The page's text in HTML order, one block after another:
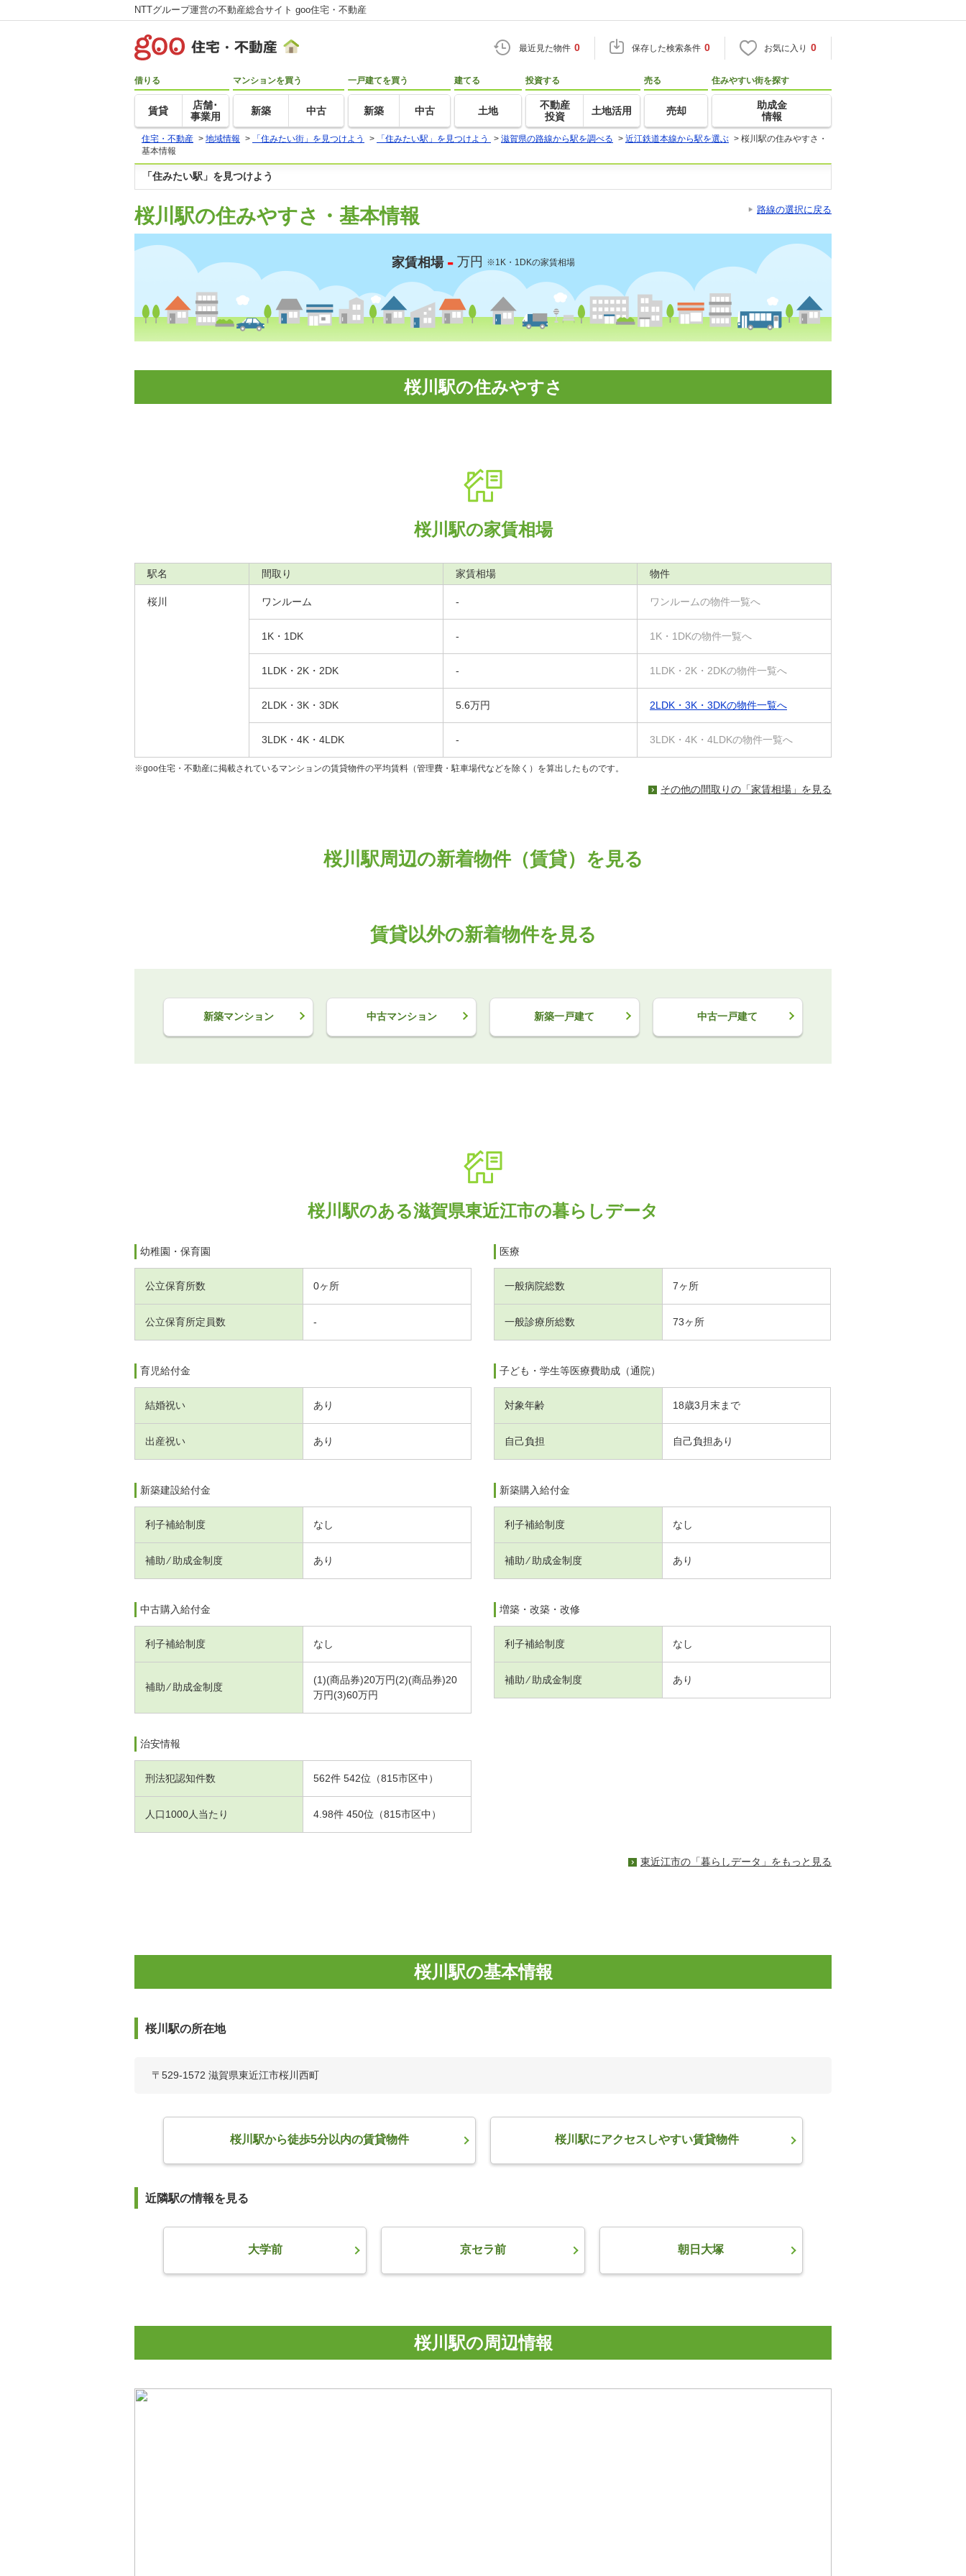
NTTグループ運営の不動産総合サイト goo住宅・不動産
最近見た物件 0 保存した検索条件 0 お気に入り 0
借りる
賃貸
店舗･
事業用
マンションを買う
新築 中古
一戸建てを買う
新築 中古
建てる
土地
投資する
不動産
投資
土地活用
売る
売却
住みやすい街を探す
助成金
情報
住宅・不動産 > 地域情報 > 「住みたい街」を見つけよう > 「住みたい駅」を見つけよう > 滋賀県の路線から駅を調べる > 近江鉄道本線から駅を選ぶ > 桜川駅の住みやすさ・
基本情報
「住みたい駅」を見つけよう
桜川駅の住みやすさ・基本情報 路線の選択に戻る
家賃相場 -万円 ※1K・1DKの家賃相場
桜川駅の住みやすさ
桜川駅の家賃相場
駅名 間取り 家賃相場 物件
桜川 ワンルーム - ワンルームの物件一覧へ
1K・1DK - 1K・1DKの物件一覧へ
1LDK・2K・2DK - 1LDK・2K・2DKの物件一覧へ
2LDK・3K・3DK 5.6万円 2LDK・3K・3DKの物件一覧へ
3LDK・4K・4LDK - 3LDK・4K・4LDKの物件一覧へ
※goo住宅・不動産に掲載されているマンションの賃貸物件の平均賃料（管理費・駐車場代などを除く）を算出したものです。
その他の間取りの「家賃相場」を見る
桜川駅周辺の新着物件（賃貸）を見る
賃貸以外の新着物件を見る
新築マンション 中古マンション 新築一戸建て 中古一戸建て
桜川駅のある滋賀県東近江市の暮らしデータ
幼稚園・保育園
公立保育所数 0ヶ所
公立保育所定員数 -
医療
一般病院総数 7ヶ所
一般診療所総数 73ヶ所
育児給付金
結婚祝い あり
出産祝い あり
子ども・学生等医療費助成（通院）
対象年齢 18歳3月末まで
自己負担 自己負担あり
新築建設給付金
利子補給制度 なし
補助 ⁄ 助成金制度 あり
新築購入給付金
利子補給制度 なし
補助 ⁄ 助成金制度 あり
中古購入給付金
利子補給制度 なし
補助 ⁄ 助成金制度
(1)(商品券)20万円(2)(商品券)20
万円(3)60万円
増築・改築・改修
利子補給制度 なし
補助 ⁄ 助成金制度 あり
治安情報
刑法犯認知件数 562件 542位（815市区中）
人口1000人当たり 4.98件 450位（815市区中）
東近江市の「暮らしデータ」をもっと見る
桜川駅の基本情報
桜川駅の所在地
〒529-1572 滋賀県東近江市桜川西町
桜川駅から徒歩5分以内の賃貸物件 桜川駅にアクセスしやすい賃貸物件
近隣駅の情報を見る
大学前 京セラ前 朝日大塚
桜川駅の周辺情報